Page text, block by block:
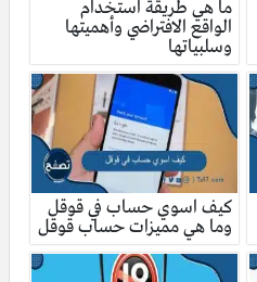
ما هي طريقة استخدام
الواقع الافتراضي وأهميتها
وسلبياتها
كيف اسوي حساب في قوقل
وما هي مميزات حساب قوقل